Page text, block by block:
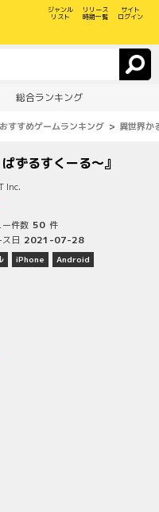
ジャンル
リスト
リリース
時期一覧
サイト
ログイン
総合ランキング
すすめゲームランキング 異世界か
ずるすくーる～』
Inc.
ー件数 50 件
ス日 2021-07-28
iPhone Android